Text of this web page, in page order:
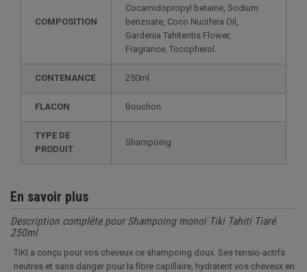
COMPOSITION
Cocamidopropyl betaine, Sodium
benzoate, Coco Nucifera Oil,
Gardenia Tahitentis Flower,
Fragrance, Tocopherol.
CONTENANCE 250ml
FLACON Bouchon
TYPE DE
PRODUIT
Shampoing
En savoir plus
Description complète pour Shampoing monoï Tiki Tahiti Tiaré
250ml
TIKI a conçu pour vos cheveux ce shampoing doux. Ses tensio-actifs
neutres et sans danger pour la fibre capillaire, hydratent vos cheveux en